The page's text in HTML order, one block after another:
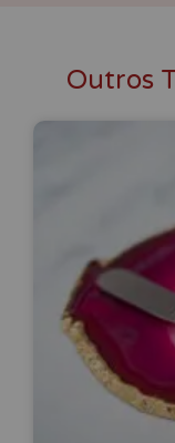
Outros